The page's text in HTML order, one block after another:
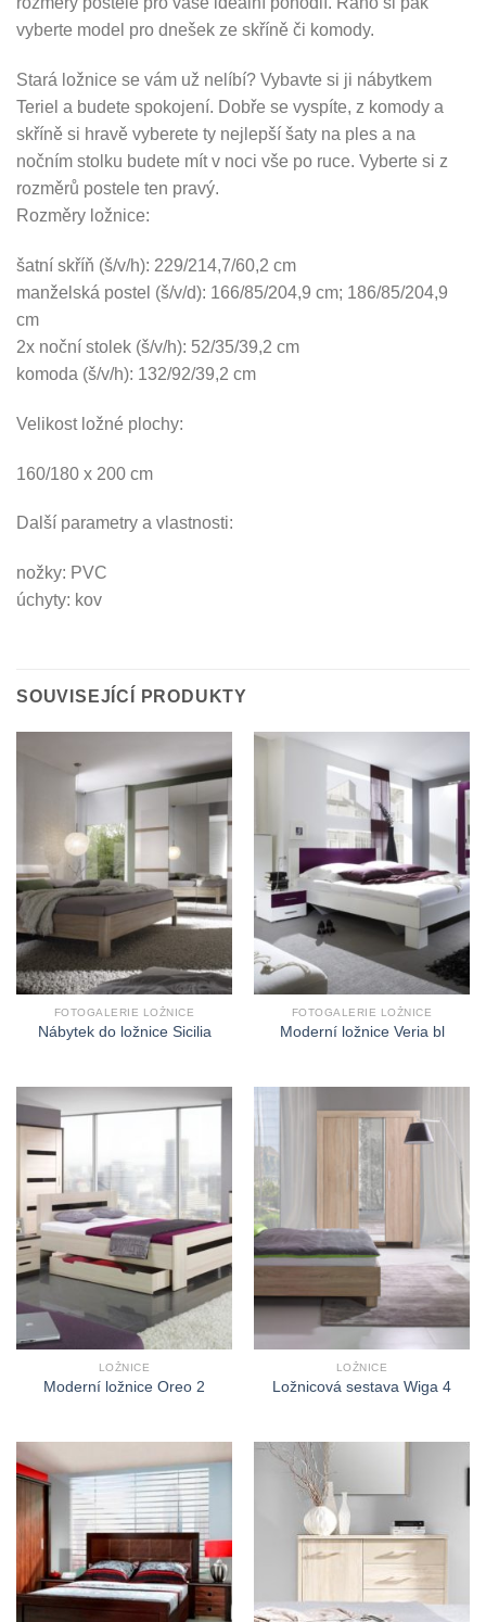
vyberte model pro dnešek ze skříně či komody.
Stará ložnice se vám už nelíbí? Vybavte si ji nábytkem
Teriel a budete spokojení. Dobře se vyspíte, z komody a
skříně si hravě vyberete ty nejlepší šaty na ples a na
nočním stolku budete mít v noci vše po ruce. Vyberte si z
rozměrů postele ten pravý.
Rozměry ložnice:
šatní skříň (š/v/h): 229/214,7/60,2 cm
manželská postel (š/v/d): 166/85/204,9 cm; 186/85/204,9
cm
2x noční stolek (š/v/h): 52/35/39,2 cm
komoda (š/v/h): 132/92/39,2 cm
Velikost ložné plochy:
160/180 x 200 cm
Další parametry a vlastnosti:
nožky: PVC
úchyty: kov
SOUVISEJÍCÍ PRODUKTY
FOTOGALERIE LOŽNICE
Nábytek do ložnice Sicilia
FOTOGALERIE LOŽNICE
Moderní ložnice Veria bl
LOŽNICE
Moderní ložnice Oreo 2
LOŽNICE
Ložnicová sestava Wiga 4